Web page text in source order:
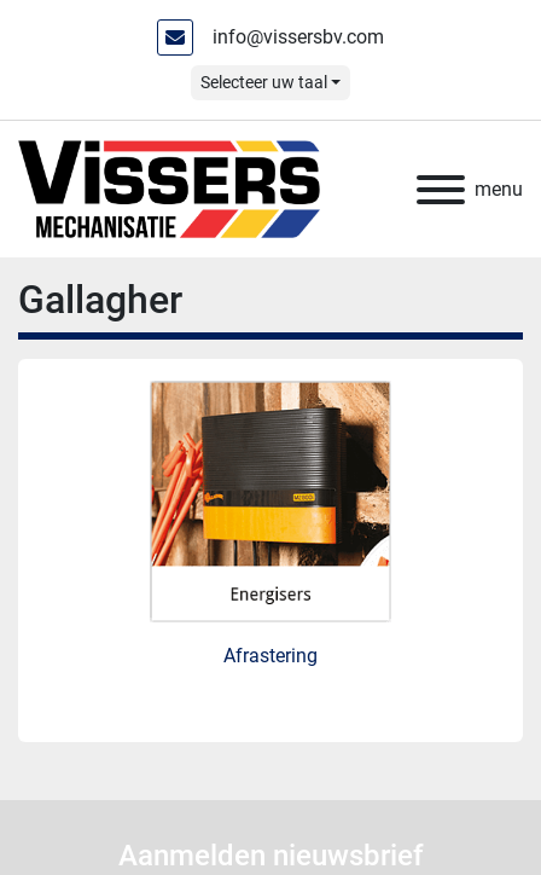
info@vissersbv.com
Selecteer uw taal
menu
Gallagher
Afrastering
Aanmelden nieuwsbrief